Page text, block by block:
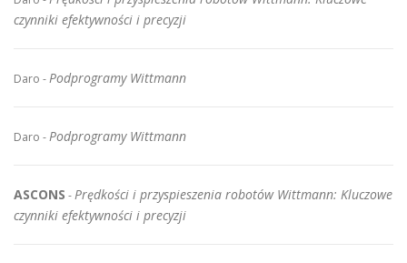
czynniki efektywności i precyzji
Daro -Podprogramy Wittmann
Daro -Podprogramy Wittmann
ASCONS -Prędkości i przyspieszenia robotów Wittmann: Kluczowe
czynniki efektywności i precyzji